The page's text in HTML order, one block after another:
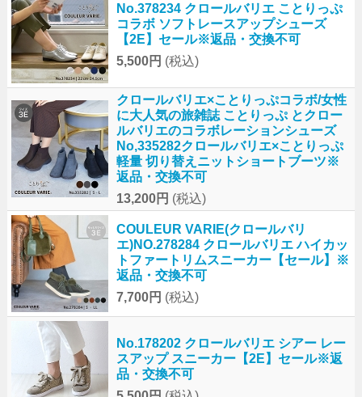
No.378234 クロールバリエ ことりっぷ
コラボ ソフトレースアップシューズ
【2E】セール※返品・交換不可
5,500円 (税込)
クロールバリエ×ことりっぷコラボ/女性
に大人気の旅雑誌 ことりっぷ とクロー
ルバリエのコラボレーションシューズ
No,335282クロールバリエ×ことりっぷ
軽量 切り替えニットショートブーツ※
返品・交換不可
13,200円 (税込)
COULEUR VARIE(クロールバリ
エ)NO.278284 クロールバリエ ハイカッ
トファートリムスニーカー【セール】※
返品・交換不可
7,700円 (税込)
No.178202 クロールバリエ シアー レー
スアップ スニーカー【2E】セール※返
品・交換不可